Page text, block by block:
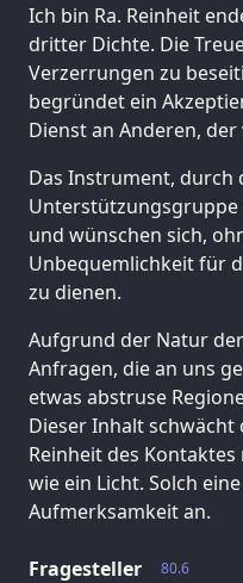
Ich bin Ra. Reinheit
dritter Dichte. Die
Verzerrungen zu
begründet ein
Dienst an Anderen,
Das Instrument, durch
Unterstützungsgruppe
und wünschen sich,
Unbequemlichkeit für
zu dienen.
Aufgrund der Natur
Anfragen, die an uns
etwas abstruse
Dieser Inhalt
Reinheit des
wie ein Licht. Solch
Aufmerksamkeit an.
80.6
Fragesteller